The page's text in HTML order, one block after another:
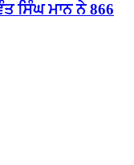
ਸਿੰਘ ਮਾਨ ਨੇ 866